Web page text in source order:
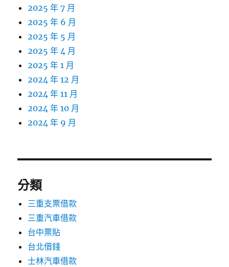
2025 年 7 月
2025 年 6 月
2025 年 5 月
2025 年 4 月
2025 年 1 月
2024 年 12 月
2024 年 11 月
2024 年 10 月
2024 年 9 月
分類
三重支票借款
三重汽車借款
台中票貼
台北借錢
士林汽車借款